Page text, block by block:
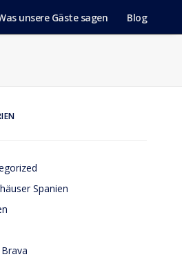
unsere Gäste sagen Blog
Spanien